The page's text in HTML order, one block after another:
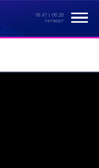
18:47 | 06.26
четверг